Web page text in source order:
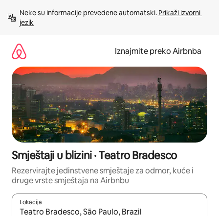
sadržaj
Neke su informacije prevedene automatski. Prikaži izvorni
jezik
Iznajmite preko Airbnba
Smještaji u blizini · Teatro Bradesco
Rezervirajte jedinstvene smještaje za odmor, kuće i
druge vrste smještaja na Airbnbu
Lokacija
Kada budu dostupni rezultati, moći ćete ih pregledati